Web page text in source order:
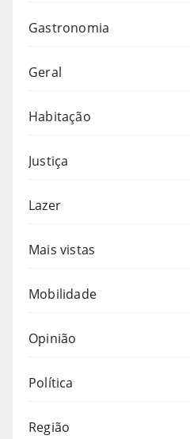
Gastronomia
Geral
Habitação
Justiça
Lazer
Mais vistas
Mobilidade
Opinião
Política
Região